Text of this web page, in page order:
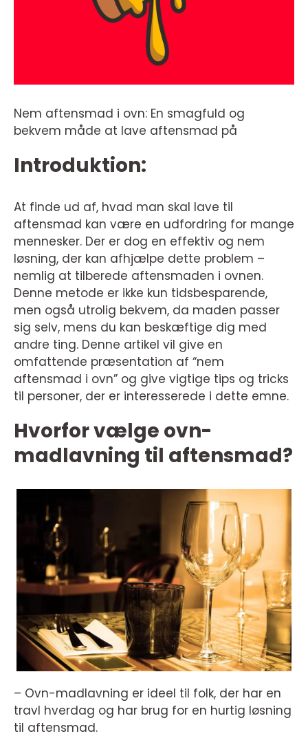
Nem aftensmad i ovn: En smagfuld og
bekvem måde at lave aftensmad på
Introduktion:
At finde ud af, hvad man skal lave til
aftensmad kan være en udfordring for mange
mennesker. Der er dog en effektiv og nem
løsning, der kan afhjælpe dette problem –
nemlig at tilberede aftensmaden i ovnen.
Denne metode er ikke kun tidsbesparende,
men også utrolig bekvem, da maden passer
sig selv, mens du kan beskæftige dig med
andre ting. Denne artikel vil give en
omfattende præsentation af “nem
aftensmad i ovn” og give vigtige tips og tricks
til personer, der er interesserede i dette emne.
Hvorfor vælge ovn-
madlavning til aftensmad?
– Ovn-madlavning er ideel til folk, der har en
travl hverdag og har brug for en hurtig løsning
til aftensmad.